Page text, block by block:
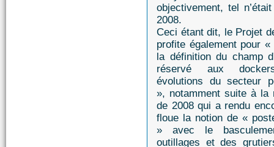
objectivement, tel
2008.
Ceci étant dit, le Projet
profite également pour «
la définition du champ
réservé aux
évolutions du secteur
», notamment suite à la
de 2008 qui a rendu
floue la notion de «
» avec le
outillages et des